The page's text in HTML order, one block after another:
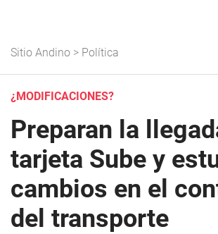
Sitio Andino > Política
¿MODIFICACIONES?
Preparan la
tarjeta Sube y
cambios en el
del transporte